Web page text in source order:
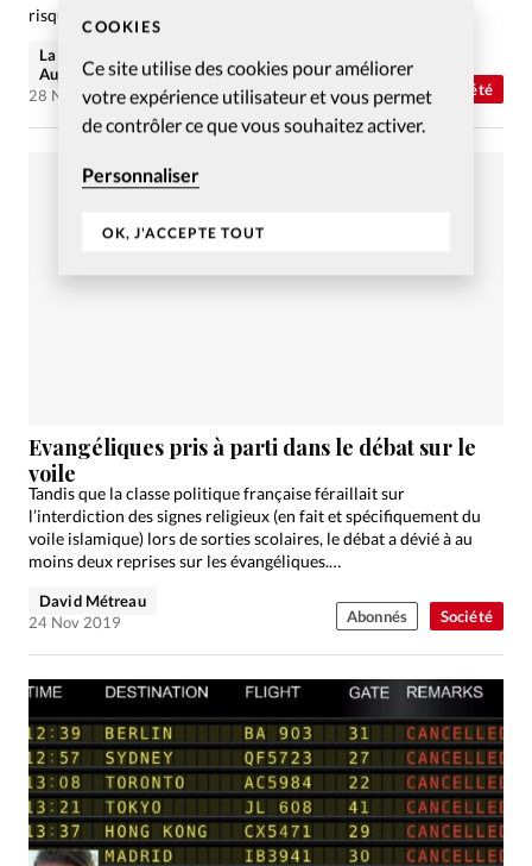
COOKIES
Ce site utilise des cookies pour améliorer
votre expérience utilisateur et vous permet
de contrôler ce que vous souhaitez activer.
Personnaliser
OK, J'ACCEPTE TOUT
Société
risques encourus en cas de renvoi.
La rédaction de Christianisme
Aujourd'hui
28 Nov 2019
Abonnés
Société
Evangéliques pris à parti dans le débat sur le
voile
Tandis que la classe politique française féraillait sur
l’interdiction des signes religieux (en fait et spécifiquement du
voile islamique) lors de sorties scolaires, le débat a dévié à au
moins deux reprises sur les évangéliques.…
David Métreau
24 Nov 2019
Abonnés